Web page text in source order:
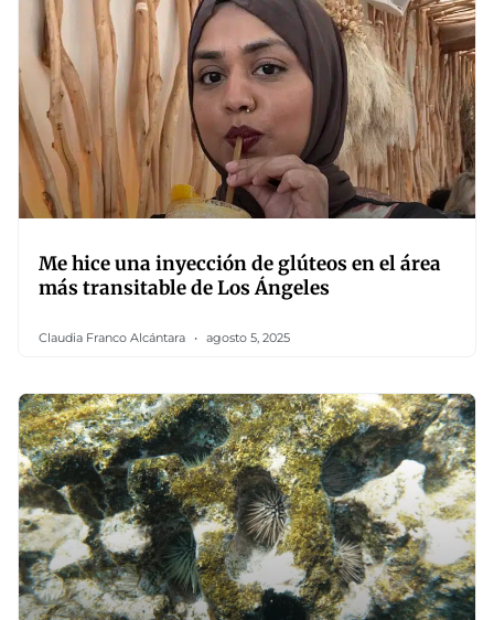
Me hice una inyección de glúteos en el área
más transitable de Los Ángeles
Claudia Franco Alcántara agosto 5, 2025